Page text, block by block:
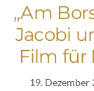
„Am
Jacobi
Film für
19. Dezember